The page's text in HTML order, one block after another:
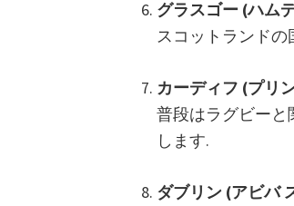
グラスゴー (ハム
スコットランド
カーディフ (プリ
普段はラグビーと
します.
ダブリン (アビバ